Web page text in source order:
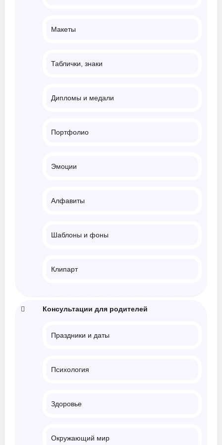
Макеты
Таблички, знаки
Дипломы и медали
Портфолио
Эмоции
Алфавиты
Шаблоны и фоны
Клипарт
Консультации для родителей
Праздники и даты
Психология
Здоровье
Окружающий мир